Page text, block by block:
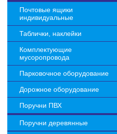
Почтовые ящики
индивидуальные
Таблички, наклейки
Комплектующие
мусоропровода
Парковочное оборудование
Дорожное оборудование
Поручни ПВХ
Поручни деревянные